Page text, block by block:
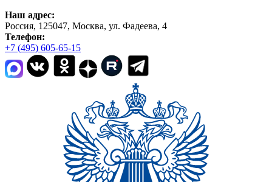
Наш адрес:
Россия, 125047, Москва, ул. Фадеева, 4
Телефон:
+7 (495) 605-65-15